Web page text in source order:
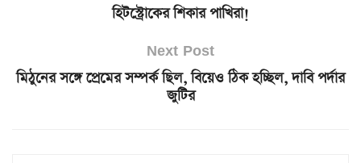
হিটস্ট্রোকের শিকার পাখিরা!
Next Post
মিঠুনের সঙ্গে প্রেমের সম্পর্ক ছিল, বিয়েও ঠিক হচ্ছিল, দাবি পর্দার
জুটির